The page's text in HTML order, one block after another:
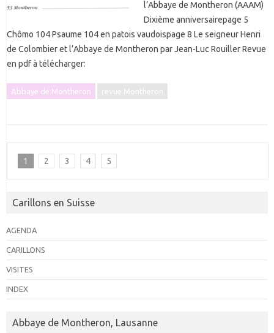
l’Abbaye de Montheron (AAAM)
Dixième anniversairepage 5
Chômo 104 Psaume 104 en patois vaudoispage 8 Le seigneur Henri
de Colombier et l’Abbaye de Montheron par Jean-Luc Rouiller Revue
en pdf à télécharger:
Abbaye de Montheron revue Montheron
1 2 3 4 5
Carillons en Suisse
AGENDA
CARILLONS
VISITES
INDEX
Abbaye de Montheron, Lausanne